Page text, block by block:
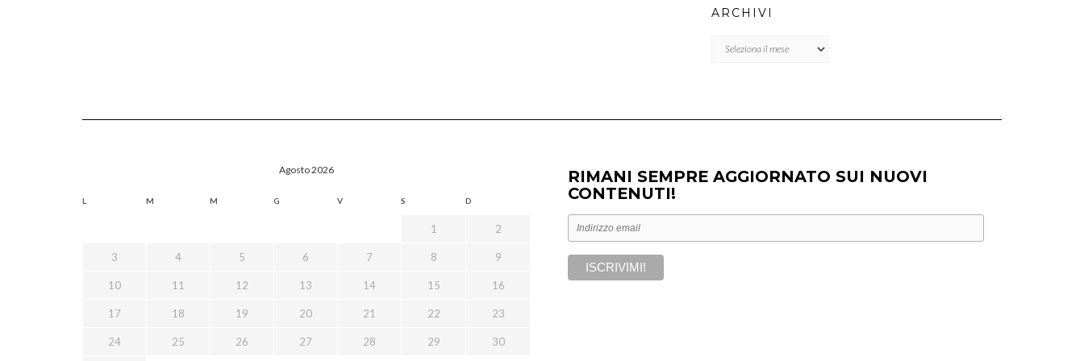
ARCHIVI
Agosto 2026
L M M G V S D
1 2
3 4 5 6 7 8 9
10 11 12 13 14 15 16
17 18 19 20 21 22 23
24 25 26 27 28 29 30
RIMANI SEMPRE AGGIORNATO SUI NUOVI
CONTENUTI!